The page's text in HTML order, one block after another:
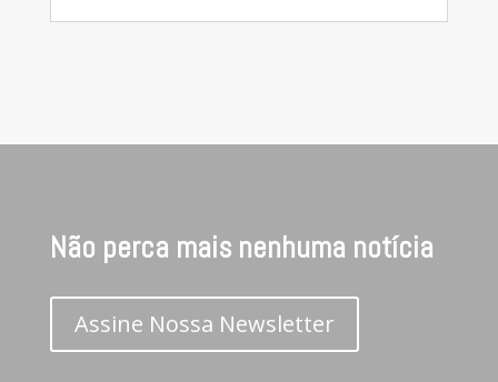
Não perca mais nenhuma notícia
Assine Nossa Newsletter